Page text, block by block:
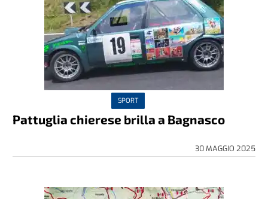
SPORT
Pattuglia chierese brilla a Bagnasco
30 MAGGIO 2025